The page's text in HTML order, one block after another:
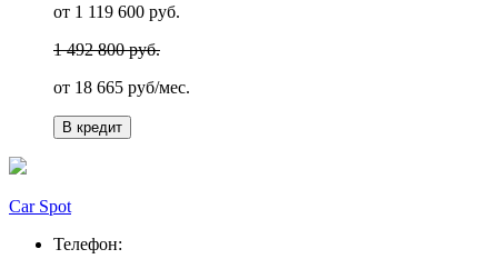
от 1 119 600 руб.
1 492 800 руб.
от 18 665 руб/мес.
В кредит
Car Spot
Телефон: